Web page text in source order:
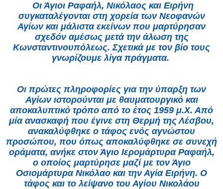
Οι Άγιοι Ραφαήλ, Νικόλαος και Ειρήνη
συγκαταλέγονται στη χορεία των Νεοφανών
Αγίων και μάλιστα εκείνων που μαρτύρησαν
σχεδόν αμέσως μετά την άλωση της
Κωνσταντινουπόλεως. Σχετικά με τον βίο τους
γνωρίζουμε λίγα πράγματα.
Οι πρώτες πληροφορίες για την ύπαρξη των
Αγίων ιστορούνται με θαυματουργικό και
αποκαλυπτικό τρόπο από το έτος 1959 μ.Χ. Από
μία ανασκαφή που έγινε στη Θερμή της Λέσβου,
ανακαλύφθηκε ο τάφος ενός αγνώστου
προσώπου, που όπως αποκαλύφθηκε σε συνεχή
οράματα, ανήκε στον Άγιο Ιερομάρτυρα Ραφαήλ,
ο οποίος μαρτύρησε μαζί με τον Άγιο
Οσιομάρτυρα Νικόλαο και την Αγία Ειρήνη. Ο
τάφος και το λείψανο του Αγίου Νικολάου